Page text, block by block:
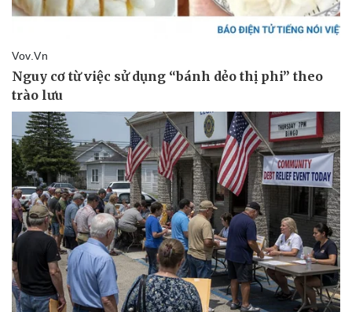
Doanh nghiệp 24h
Doanh nhân
Vì cộng đồng
Công nghệ
Trải nghiệm